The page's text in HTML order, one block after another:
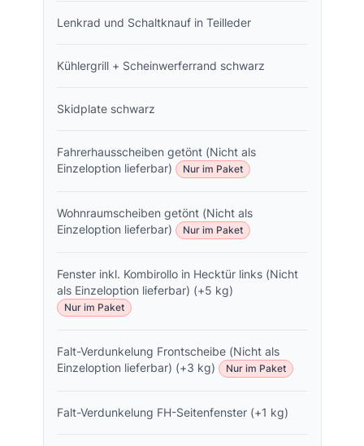
Lenkrad und Schaltknauf in Teilleder
Kühlergrill + Scheinwerferrand schwarz
Skidplate schwarz
Fahrerhausscheiben getönt (Nicht als
Einzeloption lieferbar)
Nur im Paket
Wohnraumscheiben getönt (Nicht als
Einzeloption lieferbar)
Nur im Paket
Fenster inkl. Kombirollo in Hecktür links (Nicht
als Einzeloption lieferbar) (+5 kg)
Nur im Paket
Falt-Verdunkelung Frontscheibe (Nicht als
Einzeloption lieferbar) (+3 kg)
Nur im Paket
Falt-Verdunkelung FH-Seitenfenster (+1 kg)